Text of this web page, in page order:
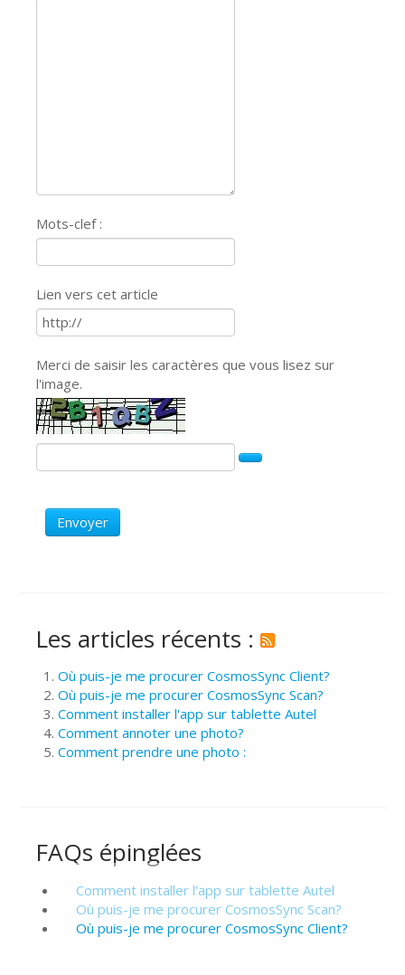
Mots-clef :
Lien vers cet article
Merci de saisir les caractères que vous lisez sur
l'image.
Envoyer
Les articles récents :
Où puis-je me procurer CosmosSync Client?
Où puis-je me procurer CosmosSync Scan?
Comment installer l'app sur tablette Autel
Comment annoter une photo?
Comment prendre une photo :
FAQs épinglées
Comment installer l'app sur tablette Autel
Où puis-je me procurer CosmosSync Scan?
Où puis-je me procurer CosmosSync Client?